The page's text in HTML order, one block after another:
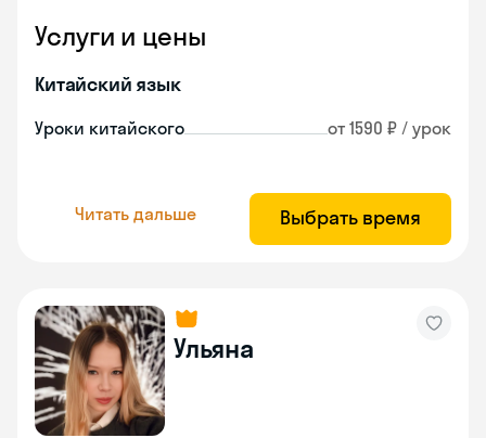
Услуги и цены
Китайский язык
Уроки китайского от 1590 ₽ / урок
Читать дальше Выбрать время
Ульяна